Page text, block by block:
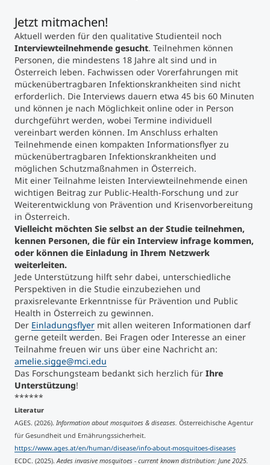
Jetzt mitmachen!
Aktuell werden für den qualitative Studienteil noch
Interviewteilnehmende gesucht. Teilnehmen können
Personen, die mindestens 18 Jahre alt sind und in
Österreich leben. Fachwissen oder Vorerfahrungen mit
mückenübertragbaren Infektionskrankheiten sind nicht
erforderlich. Die Interviews dauern etwa 45 bis 60 Minuten
und können je nach Möglichkeit online oder in Person
durchgeführt werden, wobei Termine individuell
vereinbart werden können. Im Anschluss erhalten
Teilnehmende einen kompakten Informationsflyer zu
mückenübertragbaren Infektionskrankheiten und
möglichen Schutzmaßnahmen in Österreich.
Mit einer Teilnahme leisten Interviewteilnehmende einen
wichtigen Beitrag zur Public-Health-Forschung und zur
Weiterentwicklung von Prävention und Krisenvorbereitung
in Österreich.
Vielleicht möchten Sie selbst an der Studie teilnehmen,
kennen Personen, die für ein Interview infrage kommen,
oder können die Einladung in Ihrem Netzwerk
weiterleiten.
Jede Unterstützung hilft sehr dabei, unterschiedliche
Perspektiven in die Studie einzubeziehen und
praxisrelevante Erkenntnisse für Prävention und Public
Health in Österreich zu gewinnen.
Der Einladungsflyer mit allen weiteren Informationen darf
gerne geteilt werden. Bei Fragen oder Interesse an einer
Teilnahme freuen wir uns über eine Nachricht an:
amelie.sigge@mci.edu
Das Forschungsteam bedankt sich herzlich für Ihre
Unterstützung!
******
Literatur
AGES. (2026). Information about mosquitoes & diseases. Österreichische Agentur
für Gesundheit und Ernährungssicherheit.
https://www.ages.at/en/human/disease/info-about-mosquitoes-diseases
ECDC. (2025).Aedes invasive mosquitoes - current known distribution: June 2025.